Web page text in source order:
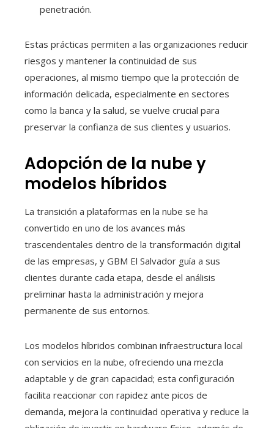
penetración.
Estas prácticas permiten a las organizaciones reducir
riesgos y mantener la continuidad de sus
operaciones, al mismo tiempo que la protección de
información delicada, especialmente en sectores
como la banca y la salud, se vuelve crucial para
preservar la confianza de sus clientes y usuarios.
Adopción de la nube y
modelos híbridos
La transición a plataformas en la nube se ha
convertido en uno de los avances más
trascendentales dentro de la transformación digital
de las empresas, y GBM El Salvador guía a sus
clientes durante cada etapa, desde el análisis
preliminar hasta la administración y mejora
permanente de sus entornos.
Los modelos híbridos combinan infraestructura local
con servicios en la nube, ofreciendo una mezcla
adaptable y de gran capacidad; esta configuración
facilita reaccionar con rapidez ante picos de
demanda, mejora la continuidad operativa y reduce la